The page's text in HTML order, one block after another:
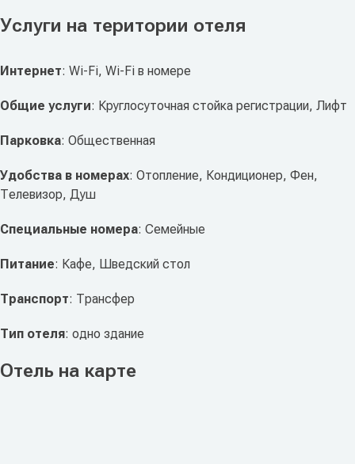
Услуги на територии отеля
Интернет: Wi-Fi, Wi-Fi в номере
Общие услуги: Круглосуточная стойка регистрации, Лифт
Парковка: Общественная
Удобства в номерах: Отопление, Кондиционер, Фен,
Телевизор, Душ
Специальные номера: Семейные
Питание: Кафе, Шведский стол
Транспорт: Трансфер
Тип отеля: одно здание
Отель на карте